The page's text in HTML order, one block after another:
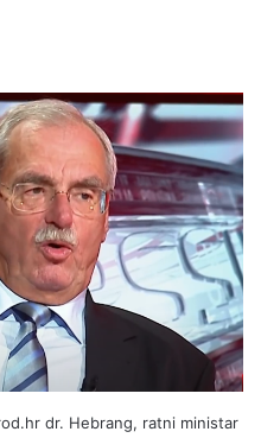
dr. Hebrang, ratni ministar